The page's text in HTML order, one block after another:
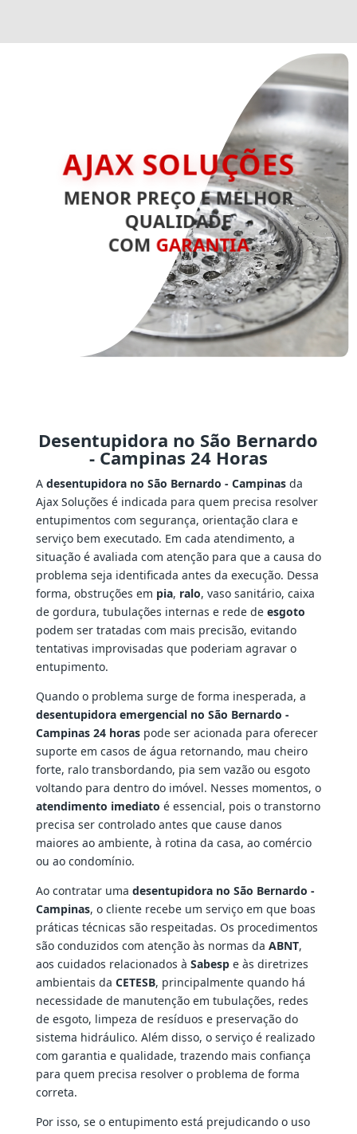
AJAX SOLUÇÕES
MENOR PREÇO E MELHOR
QUALIDADE
COM GARANTIA
Desentupidora no São Bernardo
- Campinas 24 Horas
A desentupidora no São Bernardo - Campinasda
Ajax Soluções é indicada para quem precisa resolver
entupimentos com segurança, orientação clara e
serviço bem executado. Em cada atendimento, a
situação é avaliada com atenção para que a causa do
problema seja identificada antes da execução. Dessa
forma, obstruções em pia, ralo, vaso sanitário, caixa
de gordura, tubulações internas e rede de esgoto
podem ser tratadas com mais precisão, evitando
tentativas improvisadas que poderiam agravar o
entupimento.
Quando o problema surge de forma inesperada, a
desentupidora emergencial no São Bernardo -
Campinas 24 horaspode ser acionada para oferecer
suporte em casos de água retornando, mau cheiro
forte, ralo transbordando, pia sem vazão ou esgoto
voltando para dentro do imóvel. Nesses momentos, o
atendimento imediato é essencial, pois o transtorno
precisa ser controlado antes que cause danos
maiores ao ambiente, à rotina da casa, ao comércio
ou ao condomínio.
Ao contratar uma desentupidora no São Bernardo -
Campinas, o cliente recebe um serviço em que boas
práticas técnicas são respeitadas. Os procedimentos
são conduzidos com atenção às normas da ABNT,
aos cuidados relacionados à Sabespe às diretrizes
ambientais da CETESB, principalmente quando há
necessidade de manutenção em tubulações, redes
de esgoto, limpeza de resíduos e preservação do
sistema hidráulico. Além disso, o serviço é realizado
com garantia e qualidade, trazendo mais confiança
para quem precisa resolver o problema de forma
correta.
Por isso, se o entupimento está prejudicando o uso